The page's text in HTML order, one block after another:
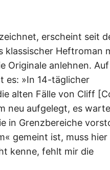
erscheint seit
klassischer Heftroman
Originale anlehnen.
es: »In 14-täglicher
alten Fälle von Cliff
neu aufgelegt, es
in Grenzbereiche
gemeint ist, muss hier
kenne, fehlt mir die